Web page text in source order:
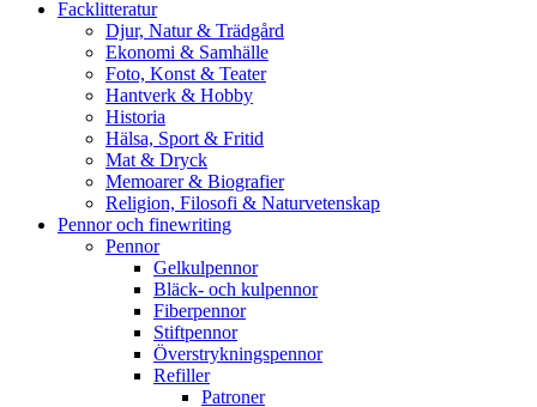
Facklitteratur
Djur, Natur & Trädgård
Ekonomi & Samhälle
Foto, Konst & Teater
Hantverk & Hobby
Historia
Hälsa, Sport & Fritid
Mat & Dryck
Memoarer & Biografier
Religion, Filosofi & Naturvetenskap
Pennor och finewriting
Pennor
Gelkulpennor
Bläck- och kulpennor
Fiberpennor
Stiftpennor
Överstrykningspennor
Refiller
Patroner